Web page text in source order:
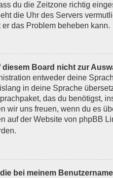
du die Zeitzone richtig
die Uhr des Servers
das Problem beheben kann.
diesem Board nicht zur
entweder deine
in deine Sprache
das du benötigst,
wir uns freuen, wenn du es
auf der Website von phpBB
bei meinem